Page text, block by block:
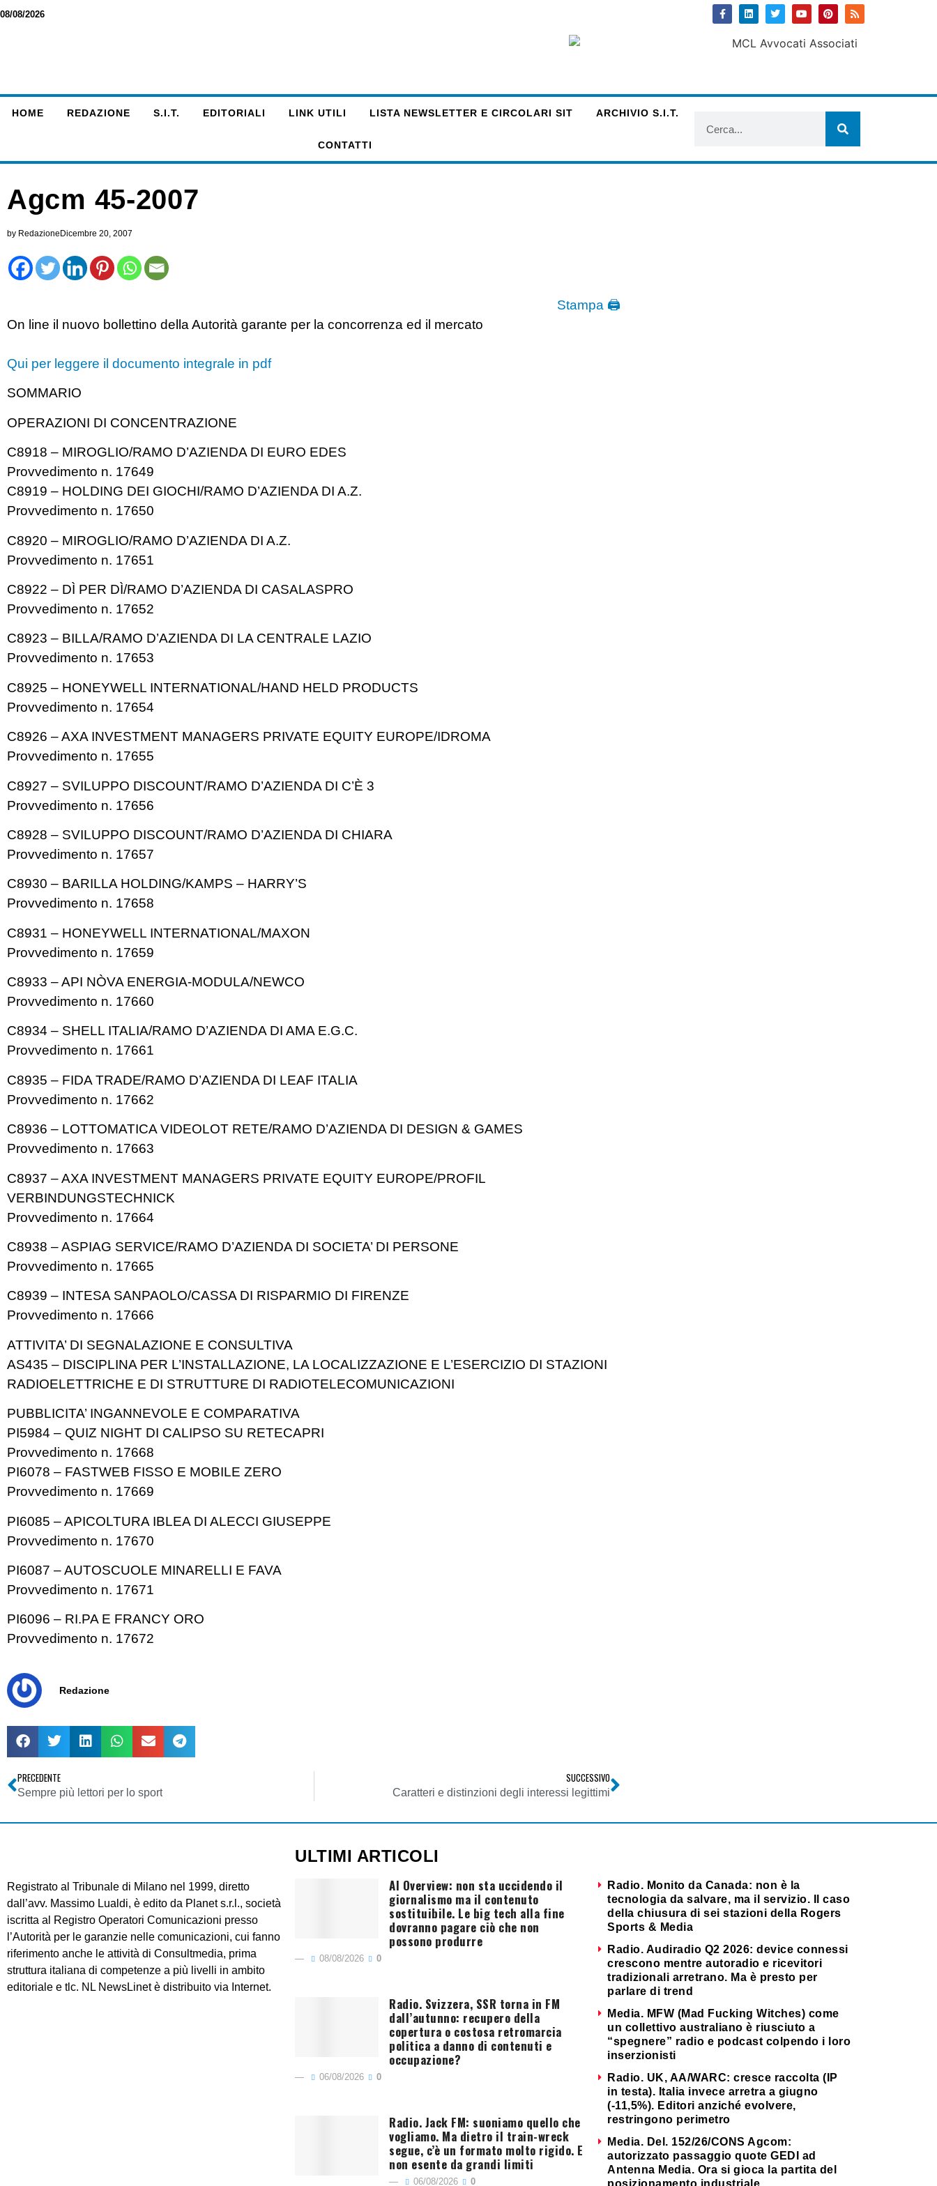
08/08/2026
HOME REDAZIONE S.I.T. EDITORIALI LINK UTILI LISTA NEWSLETTER E CIRCOLARI SIT ARCHIVIO S.I.T.
CONTATTI
Agcm 45-2007
by Redazione Dicembre 20, 2007
Stampa 🖨
On line il nuovo bollettino della Autorità garante per la concorrenza ed il mercato
Qui per leggere il documento integrale in pdf
SOMMARIO
OPERAZIONI DI CONCENTRAZIONE
C8918 – MIROGLIO/RAMO D’AZIENDA DI EURO EDES
Provvedimento n. 17649
C8919 – HOLDING DEI GIOCHI/RAMO D’AZIENDA DI A.Z.
Provvedimento n. 17650
C8920 – MIROGLIO/RAMO D’AZIENDA DI A.Z.
Provvedimento n. 17651
C8922 – DÌ PER DÌ/RAMO D’AZIENDA DI CASALASPRO
Provvedimento n. 17652
C8923 – BILLA/RAMO D’AZIENDA DI LA CENTRALE LAZIO
Provvedimento n. 17653
C8925 – HONEYWELL INTERNATIONAL/HAND HELD PRODUCTS
Provvedimento n. 17654
C8926 – AXA INVESTMENT MANAGERS PRIVATE EQUITY EUROPE/IDROMA
Provvedimento n. 17655
C8927 – SVILUPPO DISCOUNT/RAMO D’AZIENDA DI C’È 3
Provvedimento n. 17656
C8928 – SVILUPPO DISCOUNT/RAMO D’AZIENDA DI CHIARA
Provvedimento n. 17657
C8930 – BARILLA HOLDING/KAMPS – HARRY’S
Provvedimento n. 17658
C8931 – HONEYWELL INTERNATIONAL/MAXON
Provvedimento n. 17659
C8933 – API NÒVA ENERGIA-MODULA/NEWCO
Provvedimento n. 17660
C8934 – SHELL ITALIA/RAMO D’AZIENDA DI AMA E.G.C.
Provvedimento n. 17661
C8935 – FIDA TRADE/RAMO D’AZIENDA DI LEAF ITALIA
Provvedimento n. 17662
C8936 – LOTTOMATICA VIDEOLOT RETE/RAMO D’AZIENDA DI DESIGN & GAMES
Provvedimento n. 17663
C8937 – AXA INVESTMENT MANAGERS PRIVATE EQUITY EUROPE/PROFIL
VERBINDUNGSTECHNICK
Provvedimento n. 17664
C8938 – ASPIAG SERVICE/RAMO D’AZIENDA DI SOCIETA’ DI PERSONE
Provvedimento n. 17665
C8939 – INTESA SANPAOLO/CASSA DI RISPARMIO DI FIRENZE
Provvedimento n. 17666
ATTIVITA’ DI SEGNALAZIONE E CONSULTIVA
AS435 – DISCIPLINA PER L’INSTALLAZIONE, LA LOCALIZZAZIONE E L’ESERCIZIO DI STAZIONI
RADIOELETTRICHE E DI STRUTTURE DI RADIOTELECOMUNICAZIONI
PUBBLICITA’ INGANNEVOLE E COMPARATIVA
PI5984 – QUIZ NIGHT DI CALIPSO SU RETECAPRI
Provvedimento n. 17668
PI6078 – FASTWEB FISSO E MOBILE ZERO
Provvedimento n. 17669
PI6085 – APICOLTURA IBLEA DI ALECCI GIUSEPPE
Provvedimento n. 17670
PI6087 – AUTOSCUOLE MINARELLI E FAVA
Provvedimento n. 17671
PI6096 – RI.PA E FRANCY ORO
Provvedimento n. 17672
Redazione
PRECEDENTE
Sempre più lettori per lo sport
SUCCESSIVO
Caratteri e distinzioni degli interessi legittimi
Registrato al Tribunale di Milano nel 1999, diretto
dall’avv. Massimo Lualdi, è edito da Planet s.r.l., società
iscritta al Registro Operatori Comunicazioni presso
l’Autorità per le garanzie nelle comunicazioni, cui fanno
riferimento anche le attività di Consultmedia, prima
struttura italiana di competenze a più livelli in ambito
editoriale e tlc. NL NewsLinet è distribuito via Internet.
ULTIMI ARTICOLI
AI Overview: non sta uccidendo il
giornalismo ma il contenuto
sostituibile. Le big tech alla fine
dovranno pagare ciò che non
possono produrre
08/08/2026 0
Radio. Svizzera, SSR torna in FM
dall’autunno: recupero della
copertura o costosa retromarcia
politica a danno di contenuti e
occupazione?
06/08/2026 0
Radio. Jack FM: suoniamo quello che
vogliamo. Ma dietro il train-wreck
segue, c’è un formato molto rigido. E
non esente da grandi limiti
06/08/2026 0
Radio. Monito da Canada: non è la
tecnologia da salvare, ma il servizio. Il caso
della chiusura di sei stazioni della Rogers
Sports & Media
Radio. Audiradio Q2 2026: device connessi
crescono mentre autoradio e ricevitori
tradizionali arretrano. Ma è presto per
parlare di trend
Media. MFW (Mad Fucking Witches) come
un collettivo australiano è riusciuto a
“spegnere” radio e podcast colpendo i loro
inserzionisti
Radio. UK, AA/WARC: cresce raccolta (IP
in testa). Italia invece arretra a giugno
(-11,5%). Editori anziché evolvere,
restringono perimetro
Media. Del. 152/26/CONS Agcom:
autorizzato passaggio quote GEDI ad
Antenna Media. Ora si gioca la partita del
posizionamento industriale